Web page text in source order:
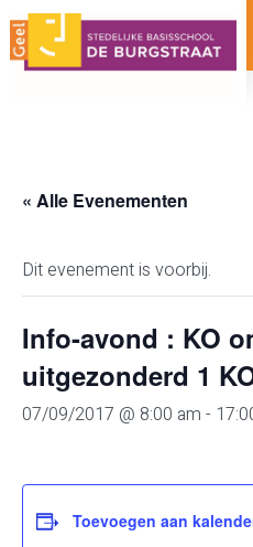
« Alle Evenementen
Dit evenement is voorbij.
Info-avond : KO
uitgezonderd 1
07/09/2017 @ 8:00 am -
Toevoegen aan